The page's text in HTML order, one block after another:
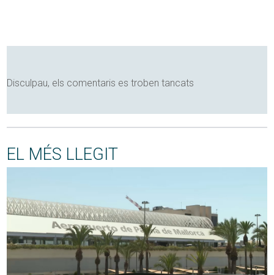
Disculpau, els comentaris es troben tancats
EL MÉS LLEGIT